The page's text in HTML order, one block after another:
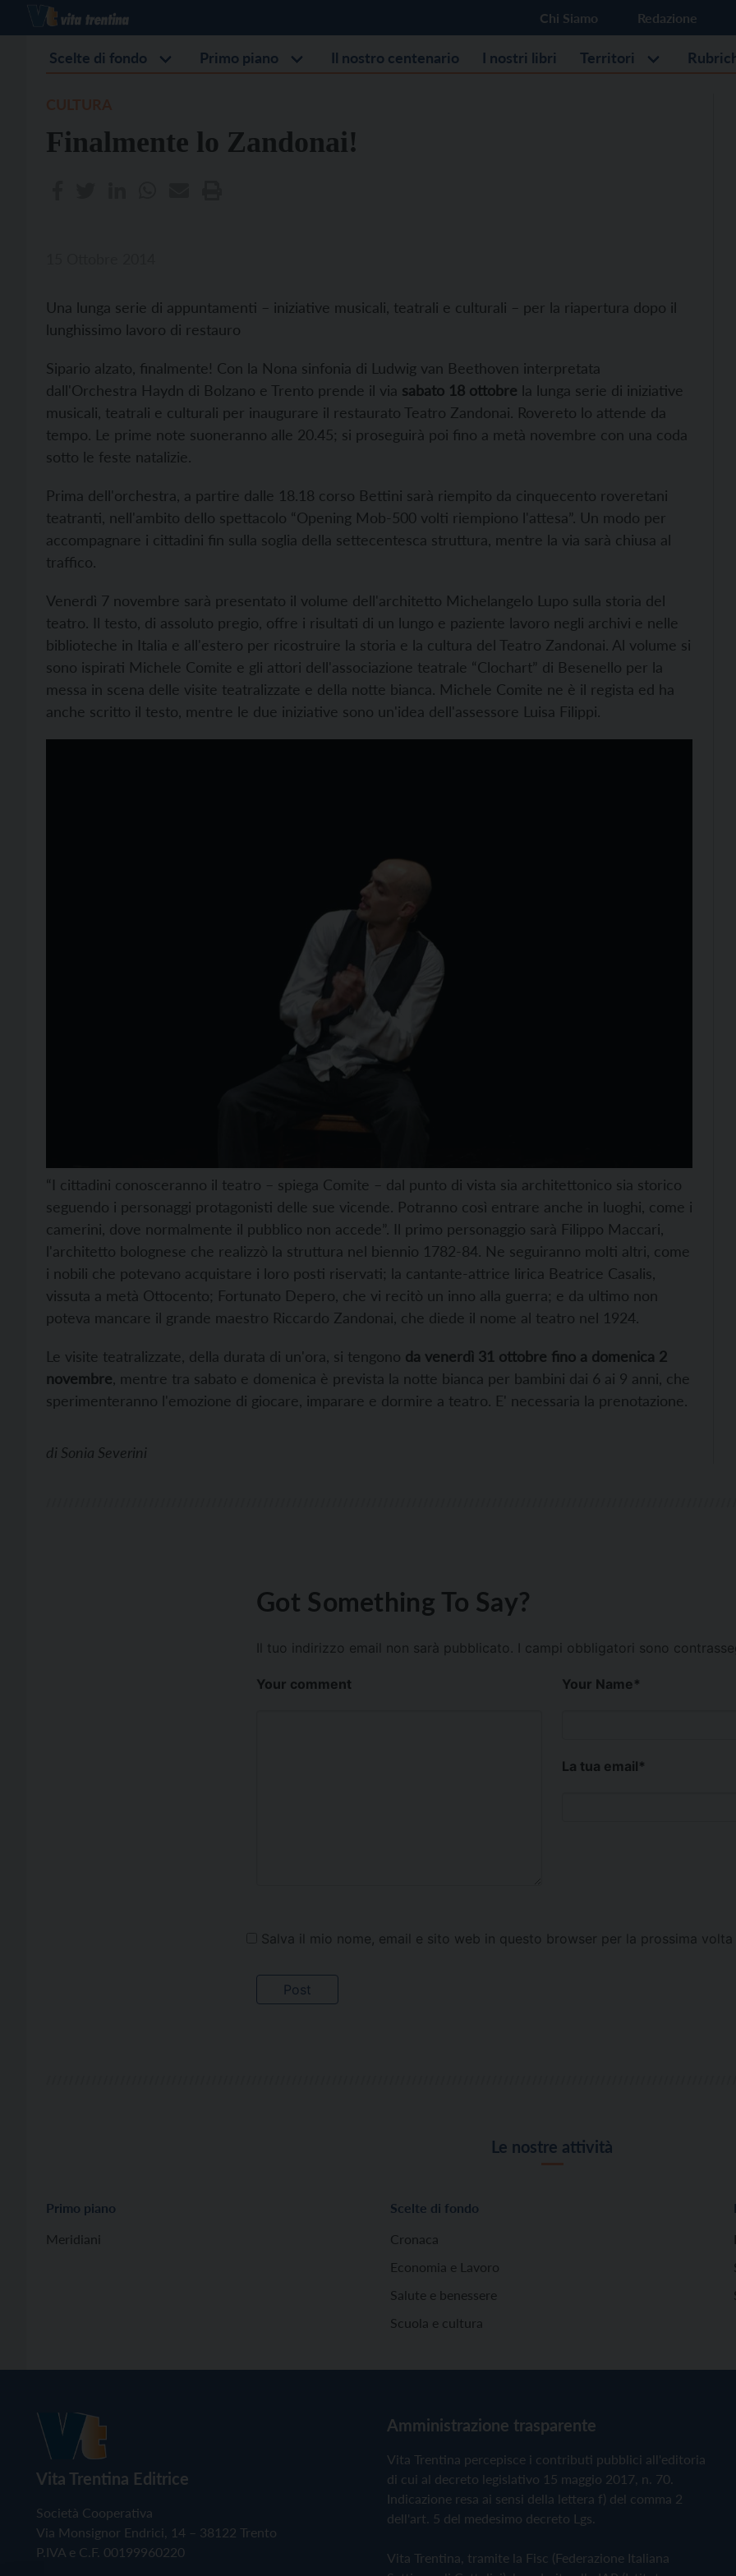
Chi Siamo Redazione
Scelte di fondo Primo piano Il nostro centenario I nostri libri Territori
Finalmente lo Zandonai!
Una lunga serie di appuntamenti – iniziative musicali, teatrali e culturali – per la riapertura dopo il
lunghissimo lavoro di restauro
Sipario alzato, finalmente! Con la Nona sinfonia di Ludwig van Beethoven interpretata
dall'Orchestra Haydn di Bolzano e Trento prende il via sabato 18 ottobre la lunga serie di iniziative
musicali, teatrali e culturali per inaugurare il restaurato Teatro Zandonai. Rovereto lo attende da
tempo. Le prime note suoneranno alle 20.45; si proseguirà poi fino a metà novembre con una coda
sotto le feste natalizie.
Prima dell'orchestra, a partire dalle 18.18 corso Bettini sarà riempito da cinquecento roveretani
teatranti, nell'ambito dello spettacolo “Opening Mob-500 volti riempiono l'attesa”. Un modo per
accompagnare i cittadini fin sulla soglia della settecentesca struttura, mentre la via sarà chiusa al
traffico.
Venerdì 7 novembre sarà presentato il volume dell'architetto Michelangelo Lupo sulla storia del
teatro. Il testo, di assoluto pregio, offre i risultati di un lungo e paziente lavoro negli archivi e nelle
biblioteche in Italia e all'estero per ricostruire la storia e la cultura del Teatro Zandonai. Al volume si
sono ispirati Michele Comite e gli attori dell'associazione teatrale “Clochart” di Besenello per la
messa in scena delle visite teatralizzate e della notte bianca. Michele Comite ne è il regista ed ha
anche scritto il testo, mentre le due iniziative sono un'idea dell'assessore Luisa Filippi.
“I cittadini conosceranno il teatro – spiega Comite – dal punto di vista sia architettonico sia storico
seguendo i personaggi protagonisti delle sue vicende. Potranno così entrare anche in luoghi, come i
camerini, dove normalmente il pubblico non accede”. Il primo personaggio sarà Filippo Maccari,
l'architetto bolognese che realizzò la struttura nel biennio 1782-84. Ne seguiranno molti altri, come
i nobili che potevano acquistare i loro posti riservati; la cantante-attrice lirica Beatrice Casalis,
vissuta a metà Ottocento; Fortunato Depero, che vi recitò un inno alla guerra; e da ultimo non
poteva mancare il grande maestro Riccardo Zandonai, che diede il nome al teatro nel 1924.
Le visite teatralizzate, della durata di un'ora, si tengono da venerdì 31 ottobre fino a domenica 2
novembre , mentre tra sabato e domenica è prevista la notte bianca per bambini dai 6 ai 9 anni, che
sperimenteranno l'emozione di giocare, imparare e dormire a teatro. E' necessaria la prenotazione.
di Sonia Severini
Got Something To Say?
Il tuo indirizzo email non sarà pubblicato. I campi obbligatori sono
Your comment Your Name*
La tua email*
Salva il mio nome, email e sito web in questo browser per la prossima volta
Le nostre attività
Primo piano
Meridiani
Scelte di fondo
Cronaca
Economia e Lavoro
Salute e benessere
Scuola e cultura
Vita Trentina Editrice
Società Cooperativa
Via Monsignor Endrici, 14 – 38122 Trento
P.IVA e C.F. 00199960220
Amministrazione trasparente
Vita Trentina percepisce i contributi pubblici all'editoria
di cui al decreto legislativo 15 maggio 2017, n. 70.
Indicazione resa ai sensi della lettera f) del comma 2
dell'art. 5 del medesimo decreto Lgs.
Vita Trentina, tramite la Fisc (Federazione Italiana